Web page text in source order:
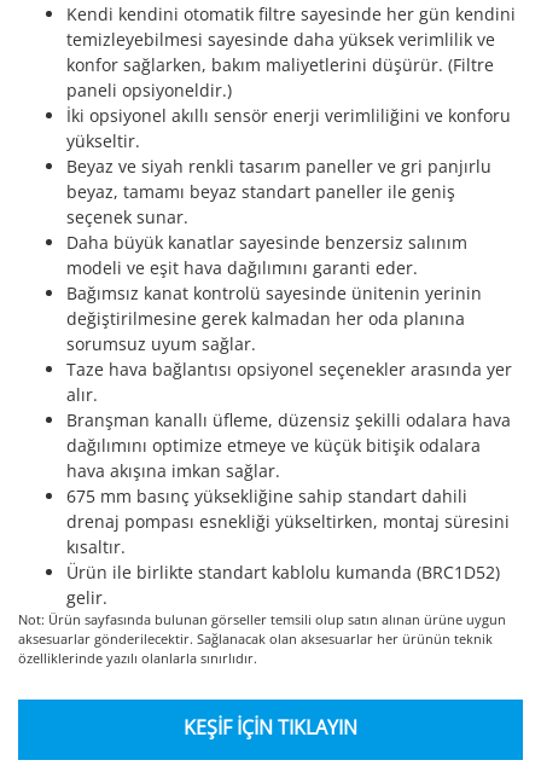
Kendi kendini otomatik filtre sayesinde her gün kendini
temizleyebilmesi sayesinde daha yüksek verimlilik ve
konfor sağlarken, bakım maliyetlerini düşürür. (Filtre
paneli opsiyoneldir.)
İki opsiyonel akıllı sensör enerji verimliliğini ve konforu
yükseltir.
Beyaz ve siyah renkli tasarım paneller ve gri panjırlu
beyaz, tamamı beyaz standart paneller ile geniş
seçenek sunar.
Daha büyük kanatlar sayesinde benzersiz salınım
modeli ve eşit hava dağılımını garanti eder.
Bağımsız kanat kontrolü sayesinde ünitenin yerinin
değiştirilmesine gerek kalmadan her oda planına
sorumsuz uyum sağlar.
Taze hava bağlantısı opsiyonel seçenekler arasında yer
alır.
Branşman kanallı üfleme, düzensiz şekilli odalara hava
dağılımını optimize etmeye ve küçük bitişik odalara
hava akışına imkan sağlar.
675 mm basınç yüksekliğine sahip standart dahili
drenaj pompası esnekliği yükseltirken, montaj süresini
kısaltır.
Ürün ile birlikte standart kablolu kumanda (BRC1D52)
gelir.
Not: Ürün sayfasında bulunan görseller temsili olup satın alınan ürüne uygun
aksesuarlar gönderilecektir. Sağlanacak olan aksesuarlar her ürünün teknik
özelliklerinde yazılı olanlarla sınırlıdır.
KEŞİF İÇİN TIKLAYIN